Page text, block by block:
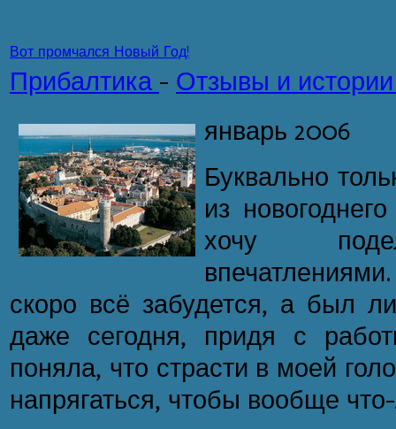
Вот промчался Новый Год!
Прибалтика - Отзывы и истории
январь 2006
Буквально
из
хочу
скоро всё забудется, а был
даже сегодня, придя с
поняла, что страсти в моей
напрягаться, чтобы вообще